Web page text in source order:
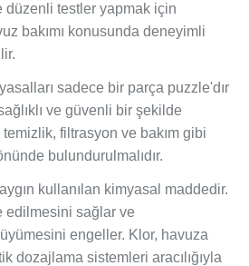
testler yapmak için
bakımı konusunda deneyimli
sadece bir parça puzzle'dır
ve güvenli bir şekilde
filtrasyon ve bakım gibi
bulundurulmalıdır.
kullanılan kimyasal maddedir.
edilmesini sağlar ve
engeller. Klor, havuza
dozajlama sistemleri aracılığıyla